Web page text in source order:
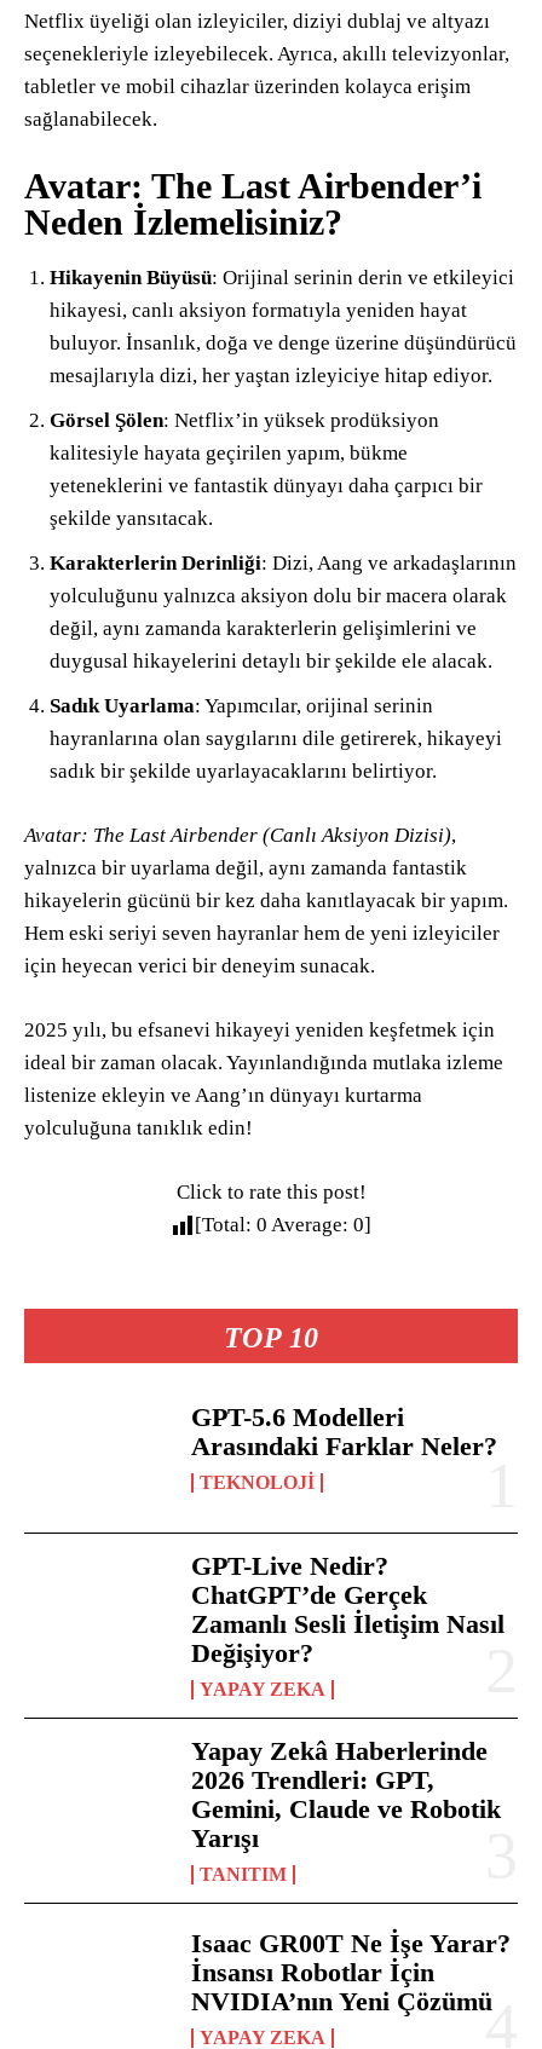
TOP 10
GPT-5.6 Modelleri
Arasındaki Farklar Neler?
TEKNOLOJI
GPT-Live Nedir?
ChatGPT’de Gerçek
Zamanlı Sesli İletişim Nasıl
Değişiyor?
YAPAY ZEKA
Yapay Zekâ Haberlerinde
2026 Trendleri: GPT,
Gemini, Claude ve Robotik
Yarışı
TANITIM
Isaac GR00T Ne İşe Yarar?
İnsansı Robotlar İçin
NVIDIA’nın Yeni Çözümü
YAPAY ZEKA
Netflix üyeliği olan izleyiciler, diziyi dublaj ve altyazı
seçenekleriyle izleyebilecek. Ayrıca, akıllı televizyonlar,
tabletler ve mobil cihazlar üzerinden kolayca erişim
sağlanabilecek.
Avatar: The Last Airbender’i
Neden İzlemelisiniz?
Hikayenin Büyüsü: Orijinal serinin derin ve etkileyici
hikayesi, canlı aksiyon formatıyla yeniden hayat
buluyor. İnsanlık, doğa ve denge üzerine düşündürücü
mesajlarıyla dizi, her yaştan izleyiciye hitap ediyor.
Görsel Şölen: Netflix’in yüksek prodüksiyon
kalitesiyle hayata geçirilen yapım, bükme
yeteneklerini ve fantastik dünyayı daha çarpıcı bir
şekilde yansıtacak.
Karakterlerin Derinliği: Dizi, Aang ve arkadaşlarının
yolculuğunu yalnızca aksiyon dolu bir macera olarak
değil, aynı zamanda karakterlerin gelişimlerini ve
duygusal hikayelerini detaylı bir şekilde ele alacak.
Sadık Uyarlama: Yapımcılar, orijinal serinin
hayranlarına olan saygılarını dile getirerek, hikayeyi
sadık bir şekilde uyarlayacaklarını belirtiyor.
Avatar: The Last Airbender (Canlı Aksiyon Dizisi),
yalnızca bir uyarlama değil, aynı zamanda fantastik
hikayelerin gücünü bir kez daha kanıtlayacak bir yapım.
Hem eski seriyi seven hayranlar hem de yeni izleyiciler
için heyecan verici bir deneyim sunacak.
2025 yılı, bu efsanevi hikayeyi yeniden keşfetmek için
ideal bir zaman olacak. Yayınlandığında mutlaka izleme
listenize ekleyin ve Aang’ın dünyayı kurtarma
yolculuğuna tanıklık edin!
Click to rate this post!
[Total: 0 Average: 0]